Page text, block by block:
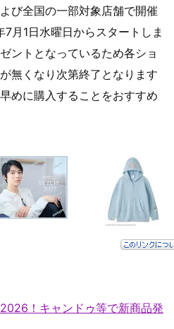
び全国の一部対象店舗で開催
月1日水曜日からスタートしま
ントとなっているため各ショ
無くなり次第終了となります
めに購入することをおすすめ
！キャンドゥ等で新商品発